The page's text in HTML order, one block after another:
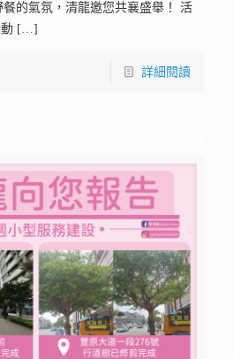
的氣氛，清龍邀您共襄盛舉！ 活
[…]
詳細閱讀